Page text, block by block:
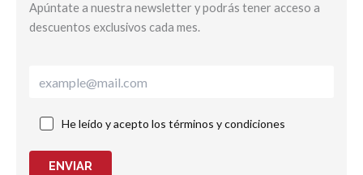
Apúntate a nuestra newsletter y podrás tener acceso a
descuentos exclusivos cada mes.
He leído y acepto los términos y condiciones
ENVIAR